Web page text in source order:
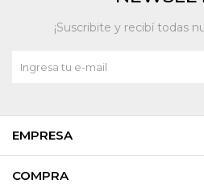
EMPRESA
COMPRA
¡Suscribite y recibí todas